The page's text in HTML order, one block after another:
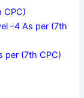
CPC)
–4 As per (7th
per (7th CPC)